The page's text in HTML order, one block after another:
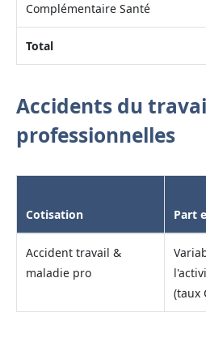
Complémentaire Santé
Total
Accidents du
professionnelles
Cotisation Part
Accident travail &
maladie pro
(taux